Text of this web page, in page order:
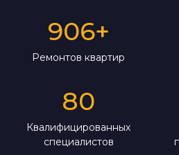
906+
Ремонтов квартир
80
Квалифицированных
специалистов